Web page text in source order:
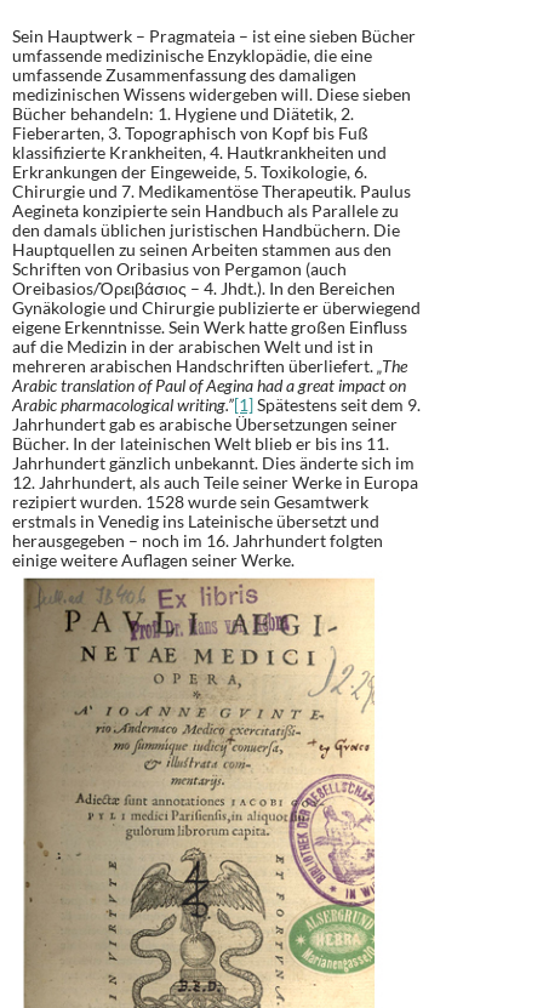
Sein Hauptwerk – Pragmateia – ist eine sieben Bücher
umfassende medizinische Enzyklopädie, die eine
umfassende Zusammenfassung des damaligen
medizinischen Wissens widergeben will. Diese sieben
Bücher behandeln: 1. Hygiene und Diätetik, 2.
Fieberarten, 3. Topographisch von Kopf bis Fuß
klassifizierte Krankheiten, 4. Hautkrankheiten und
Erkrankungen der Eingeweide, 5. Toxikologie, 6.
Chirurgie und 7. Medikamentöse Therapeutik. Paulus
Aegineta konzipierte sein Handbuch als Parallele zu
den damals üblichen juristischen Handbüchern. Die
Hauptquellen zu seinen Arbeiten stammen aus den
Schriften von Oribasius von Pergamon (auch
Oreibasios/Ὀρειβάσιος – 4. Jhdt.). In den Bereichen
Gynäkologie und Chirurgie publizierte er überwiegend
eigene Erkenntnisse. Sein Werk hatte großen Einfluss
auf die Medizin in der arabischen Welt und ist in
mehreren arabischen Handschriften überliefert.„The
Arabic translation of Paul of Aegina had a great impact on
Arabic pharmacological writing.”[1]Spätestens seit dem 9.
Jahrhundert gab es arabische Übersetzungen seiner
Bücher. In der lateinischen Welt blieb er bis ins 11.
Jahrhundert gänzlich unbekannt. Dies änderte sich im
12. Jahrhundert, als auch Teile seiner Werke in Europa
rezipiert wurden. 1528 wurde sein Gesamtwerk
erstmals in Venedig ins Lateinische übersetzt und
herausgegeben – noch im 16. Jahrhundert folgten
einige weitere Auflagen seiner Werke.